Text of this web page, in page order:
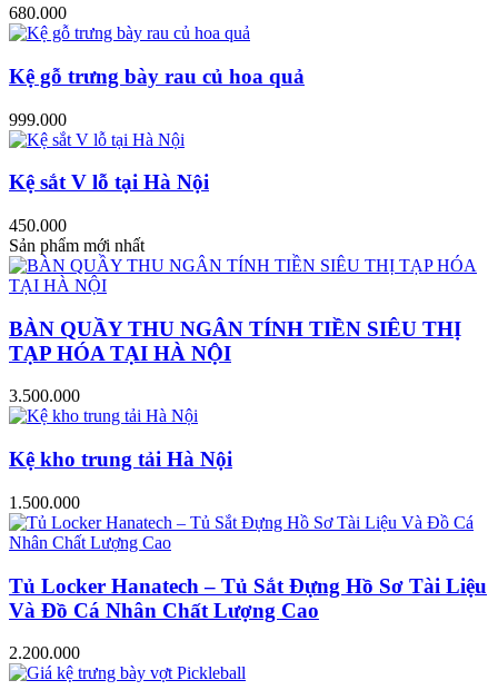
680.000
Kệ gỗ trưng bày rau củ hoa quả
999.000
Kệ sắt V lỗ tại Hà Nội
450.000
Sản phẩm mới nhất
BÀN QUẦY THU NGÂN TÍNH TIỀN SIÊU THỊ
TẠP HÓA TẠI HÀ NỘI
3.500.000
Kệ kho trung tải Hà Nội
1.500.000
Tủ Locker Hanatech – Tủ Sắt Đựng Hồ Sơ Tài Liệu
Và Đồ Cá Nhân Chất Lượng Cao
2.200.000